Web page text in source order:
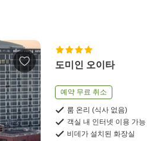
도미인 오이타
예약 무료 취소
룸 온리 (식사 없음)
객실 내 인터넷 이용 가능
비데가 설치된 화장실